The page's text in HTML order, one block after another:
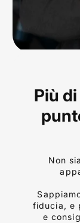
Più
Non
fiducia, e
e